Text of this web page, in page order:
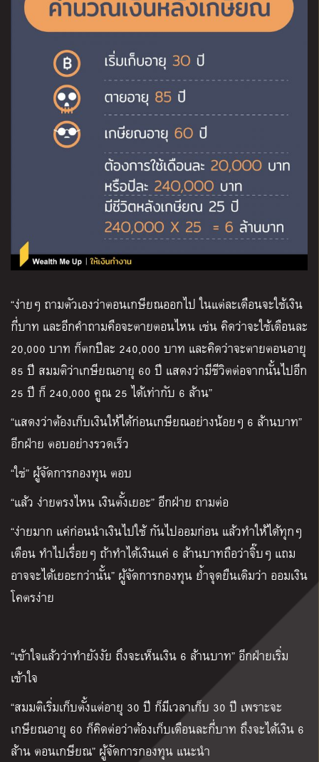
“ง่ายๆ ถามตัวเองว่าตอนเกษียณออกไป ในแต่ละเดือนจะใช้เงิน
กี่บาท และอีกคำถามคือจะตายตอนไหน เช่น คิดว่าจะใช้เดือนละ
20,000 บาท ก็ตกปีละ 240,000 บาท และคิดว่าจะตายตอนอายุ
85 ปี สมมติว่าเกษียณอายุ 60 ปี แสดงว่ามีชีวิตต่อจากนั้นไปอีก
25 ปี ก็ 240,000 คูณ 25 ได้เท่ากับ 6 ล้าน”
“แสดงว่าต้องเก็บเงินให้ได้ก่อนเกษียณอย่างน้อยๆ 6 ล้านบาท”
อีกฝ่าย ตอบอย่างรวดเร็ว
“ใช่” ผู้จัดการกองทุน ตอบ
“แล้ว ง่ายตรงไหน เงินตั้งเยอะ” อีกฝ่าย ถามต่อ
“ง่ายมาก แค่ก่อนนำเงินไปใช้ กันไปออมก่อน แล้วทำให้ได้ทุกๆ
เดือน ทำไปเรื่อยๆ ถ้าทำได้เงินแค่ 6 ล้านบาทถือว่าจิ๊บๆ แถม
อาจจะได้เยอะกว่านั้น” ผู้จัดการกองทุน ย้ำจุดยืนเดิมว่า ออมเงิน
โคตรง่าย
“เข้าใจแล้วว่าทำยังงัย ถึงจะเห็นเงิน 6 ล้านบาท” อีกฝ่ายเริ่ม
เข้าใจ
“สมมติเริ่มเก็บตั้งแต่อายุ 30 ปี ก็มีเวลาเก็บ 30 ปี เพราะจะ
เกษียณอายุ 60 ก็คิดต่อว่าต้องเก็บเดือนละกี่บาท ถึงจะได้เงิน 6
ล้าน ตอนเกษียณ” ผู้จัดการกองทุน แนะนำ